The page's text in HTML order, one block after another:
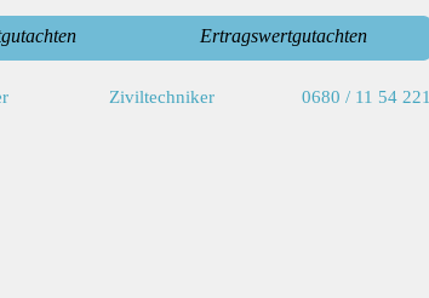
Ertragswertgutachten
Ziviltechniker 0680 / 11 54 221